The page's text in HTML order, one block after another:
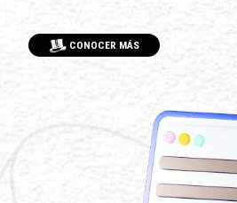
CONOCER MÁS